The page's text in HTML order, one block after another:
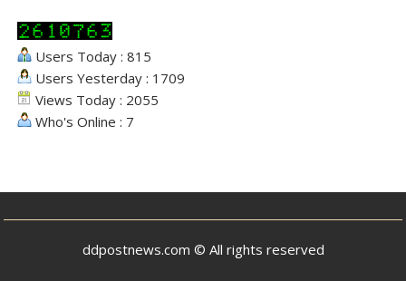
Users Today : 815
Users Yesterday : 1709
Views Today : 2055
Who's Online : 7
ddpostnews.com © All rights reserved